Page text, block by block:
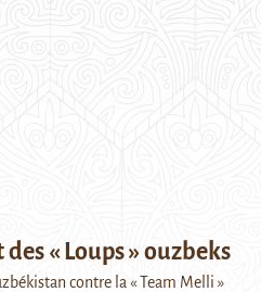
« Loups » ouzbeks
contre la « Team Melli »